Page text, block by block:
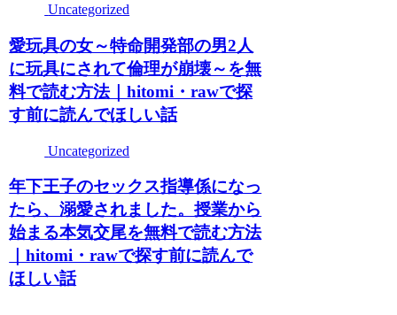
Uncategorized
愛玩具の女～特命開発部の男2人
に玩具にされて倫理が崩壊～を無
料で読む方法｜hitomi・rawで探
す前に読んでほしい話
Uncategorized
年下王子のセックス指導係になっ
たら、溺愛されました。授業から
始まる本気交尾を無料で読む方法
｜hitomi・rawで探す前に読んで
ほしい話